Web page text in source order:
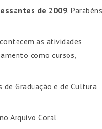
de 2009. Parabéns
as atividades
como cursos,
Graduação e de Cultura
Arquivo Coral